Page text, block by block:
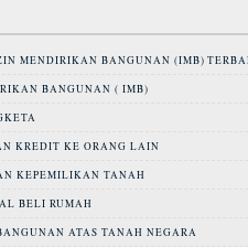
MENDIRIKAN BANGUNAN (IMB)
BANGUNAN ( IMB)
KREDIT KE ORANG LAIN
KEPEMILIKAN TANAH
BELI RUMAH
ATAS TANAH NEGARA